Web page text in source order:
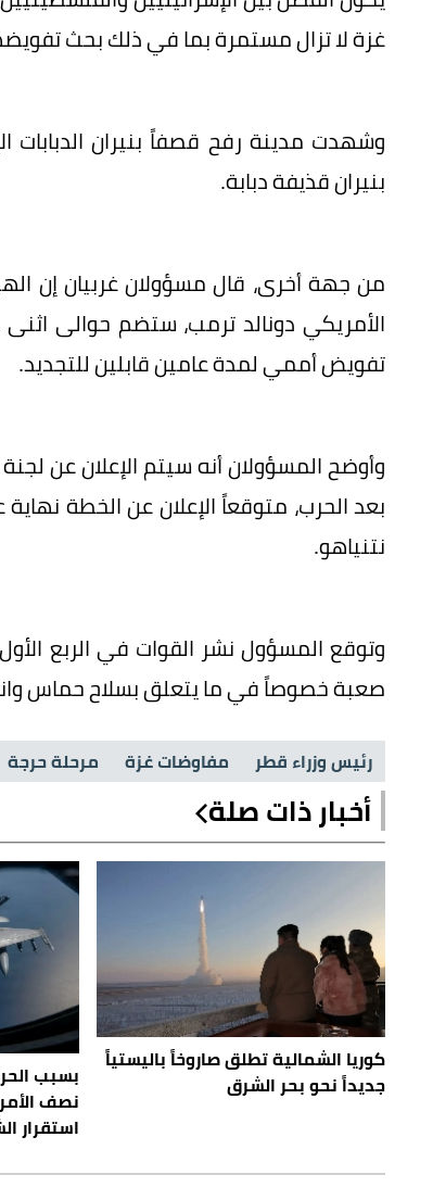
غزة لا تزال مستمرة بما في ذلك بحث
وشهدت مدينة رفح قصفاً بنيران
بنيران قذيفة دبابة.
من جهة أخرى، قال مسؤولان غربيان إن
الأمريكي دونالد ترمب، ستضم حوالى
تفويض أممي لمدة عامين قابلين للتجديد.
وأوضح المسؤولان أنه سيتم الإعلان عن
نتنياهو.
صعبة خصوصاً في ما يتعلق بسلاح حماس
رئيس وزراء قطر مفاوضات غزة مرحلة حرجة
أخبار ذات صلة
كوريا الشمالية تطلق صاروخاً باليستياً
جديداً نحو بحر الشرق
بسبب
نصف
استقرار